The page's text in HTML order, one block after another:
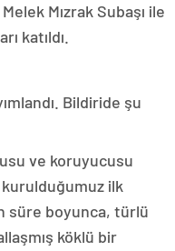
Mızrak Subaşı ile
katıldı.
Bildiride şu
ve koruyucusu
ilk
süre boyunca, türlü
köklü bir